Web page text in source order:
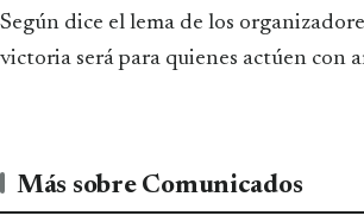
Según dice el lema de los
victoria será para quienes actúen con
Más sobre Comunicados